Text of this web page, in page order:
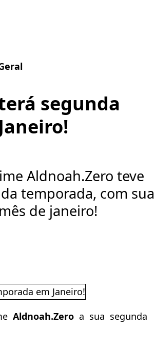
segunda
Aldnoah.Zero teve
temporada, com sua
de janeiro!
Aldnoah.Zero a sua segunda